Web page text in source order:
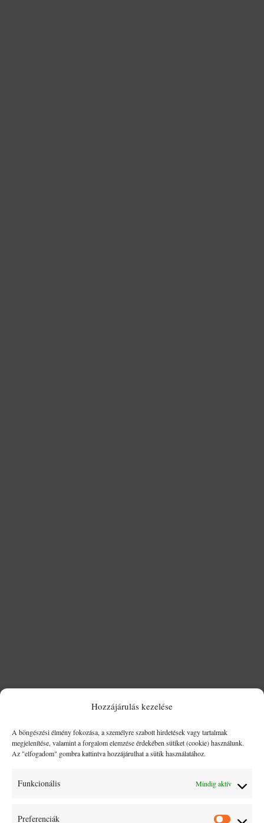
Hozzájárulás kezelése
A böngészési élmény fokozása, a személyre szabott hirdetések vagy tartalmak
megjelenítése, valamint a forgalom elemzése érdekében sütiket (cookie) használunk.
Az "elfogadom" gombra kattintva hozzájárulhat a sütik használatához.
Funkcionális Mindig aktív
Preferenciák